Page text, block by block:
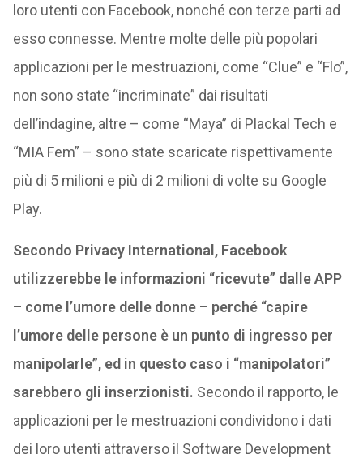
loro utenti con Facebook, nonché con terze parti ad
esso connesse. Mentre molte delle più popolari
applicazioni per le mestruazioni, come “Clue” e “Flo”,
non sono state “incriminate” dai risultati
dell’indagine, altre – come “Maya” di Plackal Tech e
“MIA Fem” – sono state scaricate rispettivamente
più di 5 milioni e più di 2 milioni di volte su Google
Play.
Secondo Privacy International, Facebook
utilizzerebbe le informazioni “ricevute” dalle APP
– come l’umore delle donne – perché “capire
l’umore delle persone è un punto di ingresso per
manipolarle”, ed in questo caso i “manipolatori”
sarebbero gli inserzionisti. Secondo il rapporto, le
applicazioni per le mestruazioni condividono i dati
dei loro utenti attraverso il Software Development